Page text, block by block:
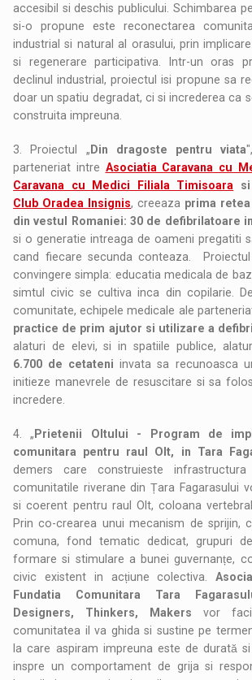
accesibil si deschis publicului. Schimbarea
si-o propune este reconectarea
industrial si natural al orasului, prin
si regenerare participativa. Intr-un oras
declinul industrial, proiectul isi propune sa
doar un spatiu degradat, ci si increderea ca
construita impreuna.
3. Proiectul „ Din dragoste pentru viata
parteneriat intre Asociatia Caravana cu
Caravana cu Medici Filiala Timisoara
Club Oradea Insignis, creeaza prima
din vestul Romaniei: 30 de defibrilatoare
si o generatie intreaga de oameni pregatiti
cand fiecare secunda conteaza.
convingere simpla: educatia medicala de
simtul civic se cultiva inca din copilarie.
comunitate, echipele medicale ale
practice de prim ajutor si utilizare a
alaturi de elevi, si in spatiile publice,
6.700 de cetateni invata sa recunoasca
initieze manevrele de resuscitare si sa
incredere.
4. „ Prietenii Oltului - Program de
comunitara pentru raul Olt, in Tara
demers care construieste
comunitatile riverane din Țara Fagarasului
si coerent pentru raul Olt, coloana
Prin co-crearea unui mecanism de sprijin,
comuna, fond tematic dedicat, grupuri
formare si stimulare a bunei guvernanțe,
civic existent in acțiune colectiva.
Fundatia Comunitara Tara
Designers, Thinkers, Makers vor
comunitatea il va ghida si sustine pe
la care aspiram impreuna este de durată
inspre un comportament de grija si